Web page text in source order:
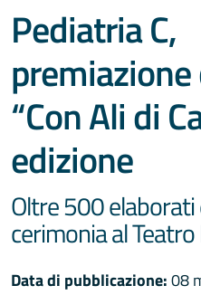
Pediatria C,
“Con Ali di
edizione
Oltre 500
cerimonia al
Data di pubblicazione:08